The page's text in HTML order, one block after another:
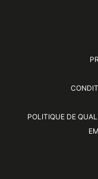
POLITIQUE DE